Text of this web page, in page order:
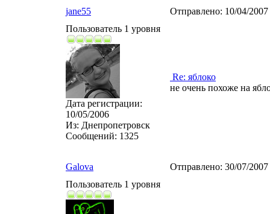
jane55 Отправлено: 10/04/
Пользователь 1 уровня
Дата регистрации:
10/05/2006
Из: Днепропетровск
Сообщений: 1325
Re: яблоко
не очень похоже на
Galova Отправлено: 30/07/
Пользователь 1 уровня